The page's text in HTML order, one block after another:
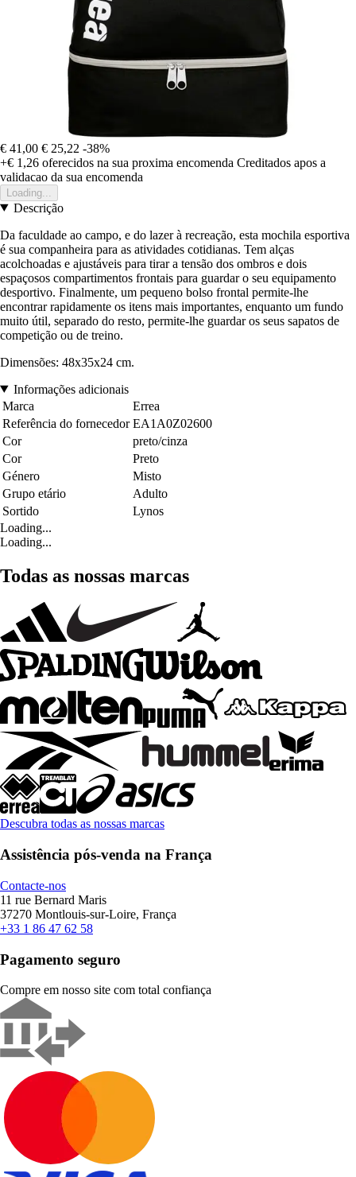
€ 41,00 € 25,22 -38%
+€ 1,26 oferecidos na sua proxima encomenda Creditados apos a
validacao da sua encomenda
Loading...
Descrição
Da faculdade ao campo, e do lazer à recreação, esta mochila esportiva
é sua companheira para as atividades cotidianas. Tem alças
acolchoadas e ajustáveis para tirar a tensão dos ombros e dois
espaçosos compartimentos frontais para guardar o seu equipamento
desportivo. Finalmente, um pequeno bolso frontal permite-lhe
encontrar rapidamente os itens mais importantes, enquanto um fundo
muito útil, separado do resto, permite-lhe guardar os seus sapatos de
competição ou de treino.
Dimensões: 48x35x24 cm.
Informações adicionais
Marca
Errea
Referência do fornecedor EA1A0Z02600
Cor
preto/cinza
Cor
Preto
Género
Misto
Grupo etário
Adulto
Sortido
Lynos
Loading...
Loading...
Todas as nossas marcas
Descubra todas as nossas marcas
Assistência pós-venda na França
Contacte-nos
11 rue Bernard Maris
37270 Montlouis-sur-Loire, França
+33 1 86 47 62 58
Pagamento seguro
Compre em nosso site com total confiança